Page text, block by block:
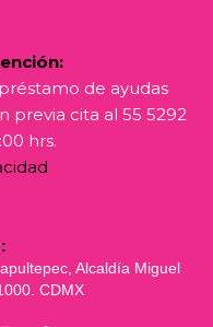
de ayudas
previa cita al 55 5292
hrs.
Alcaldía Miguel
CDMX